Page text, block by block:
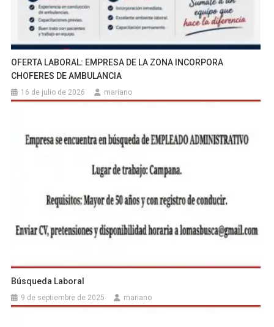
OFERTA LABORAL: EMPRESA DE LA ZONA INCORPORA
CHOFERES DE AMBULANCIA
16 de julio de 2026 mariano
Búsqueda Laboral
9 de septiembre de 2025 mariano